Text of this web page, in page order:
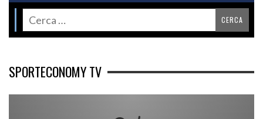
SPORTECONOMY TV